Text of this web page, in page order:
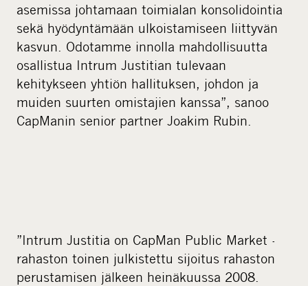
asemissa johtamaan toimialan konsolidointia
sekä hyödyntämään ulkoistamiseen liittyvän
kasvun. Odotamme innolla mahdollisuutta
osallistua Intrum Justitian tulevaan
kehitykseen yhtiön hallituksen, johdon ja
muiden suurten omistajien kanssa”, sanoo
CapManin senior partner Joakim Rubin.
”Intrum Justitia on CapMan Public Market -
rahaston toinen julkistettu sijoitus rahaston
perustamisen jälkeen heinäkuussa 2008.